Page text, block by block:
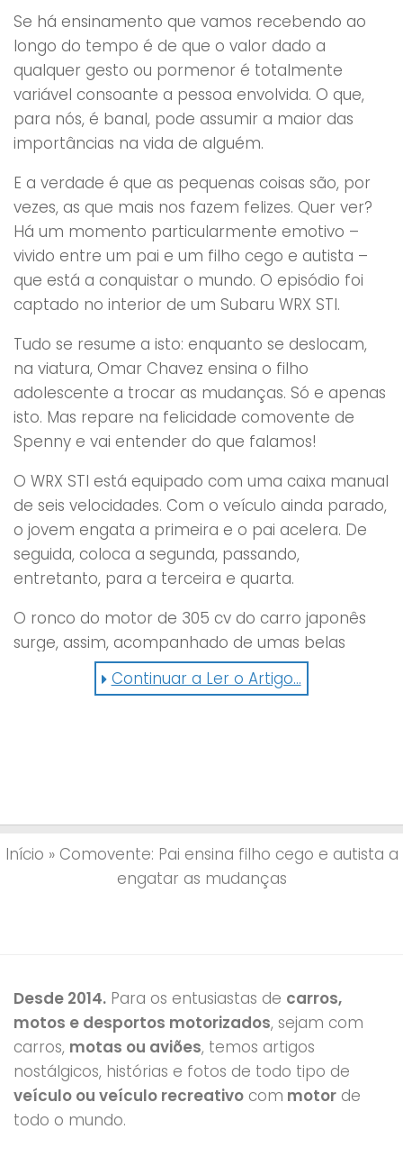
Se há ensinamento que vamos recebendo ao
longo do tempo é de que o valor dado a
qualquer gesto ou pormenor é totalmente
variável consoante a pessoa envolvida. O que,
para nós, é banal, pode assumir a maior das
importâncias na vida de alguém.
E a verdade é que as pequenas coisas são, por
vezes, as que mais nos fazem felizes. Quer ver?
Há um momento particularmente emotivo –
vivido entre um pai e um filho cego e autista –
que está a conquistar o mundo. O episódio foi
captado no interior de um Subaru WRX STI.
Tudo se resume a isto: enquanto se deslocam,
na viatura, Omar Chavez ensina o filho
adolescente a trocar as mudanças. Só e apenas
isto. Mas repare na felicidade comovente de
Spenny e vai entender do que falamos!
O WRX STI está equipado com uma caixa manual
de seis velocidades. Com o veículo ainda parado,
o jovem engata a primeira e o pai acelera. De
seguida, coloca a segunda, passando,
entretanto, para a terceira e quarta.
O ronco do motor de 305 cv do carro japonês
surge, assim, acompanhado de umas belas
gargalhadas de entusiasmo e realização.
Continuar a Ler o Artigo...
Início » Comovente: Pai ensina filho cego e autista a
engatar as mudanças
Desde 2014. Para os entusiastas de carros,
motos e desportos motorizados, sejam com
carros, motas ou aviões, temos artigos
nostálgicos, histórias e fotos de todo tipo de
veículo ou veículo recreativo com motor de
todo o mundo.